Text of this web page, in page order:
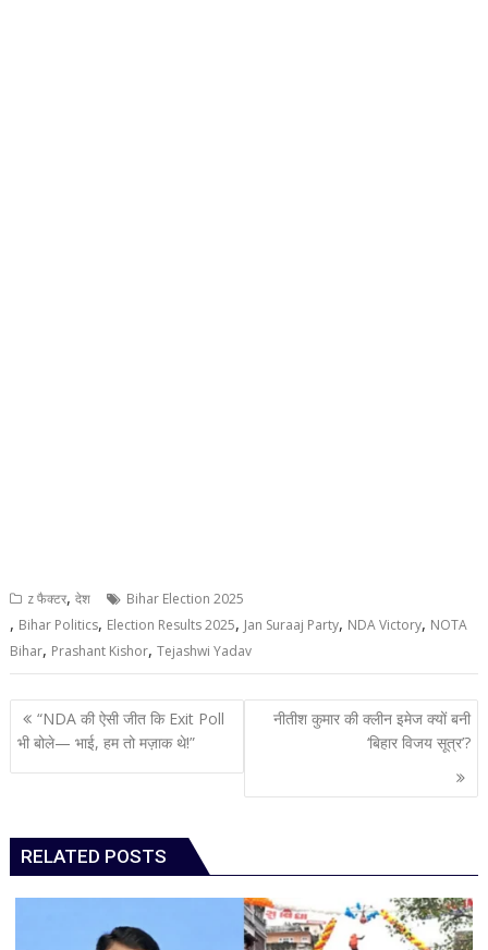
z फैक्टर,देश Bihar Election 2025
, Bihar Politics, Election Results 2025, Jan Suraaj Party, NDA Victory, NOTA
Bihar, Prashant Kishor,Tejashwi Yadav
Post
navigation
“NDA की ऐसी जीत कि Exit Poll
भी बोले— भाई, हम तो मज़ाक थे!”
नीतीश कुमार की क्लीन इमेज क्यों बनी
‘बिहार विजय सूत्र’?
RELATED POSTS